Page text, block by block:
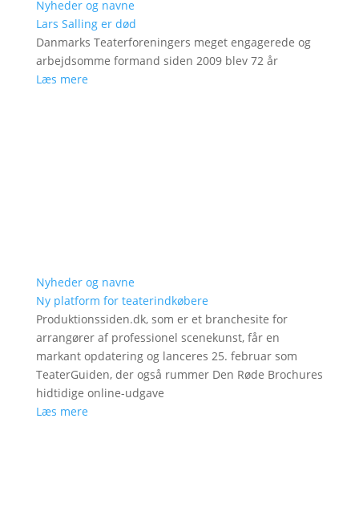
Nyheder og navne
Lars Salling er død
Danmarks Teaterforeningers meget engagerede og
arbejdsomme formand siden 2009 blev 72 år
Læs mere
Nyheder og navne
Ny platform for teaterindkøbere
Produktionssiden.dk, som er et branchesite for
arrangører af professionel scenekunst, får en
markant opdatering og lanceres 25. februar som
TeaterGuiden, der også rummer Den Røde Brochures
hidtidige online-udgave
Læs mere